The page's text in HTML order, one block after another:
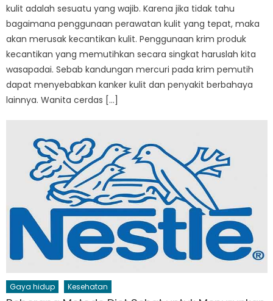
kulit adalah sesuatu yang wajib. Karena jika tidak tahu
bagaimana penggunaan perawatan kulit yang tepat, maka
akan merusak kecantikan kulit. Penggunaan krim produk
kecantikan yang memutihkan secara singkat haruslah kita
wasapadai. Sebab kandungan mercuri pada krim pemutih
dapat menyebabkan kanker kulit dan penyakit berbahaya
lainnya. Wanita cerdas […]
Gaya hidup Kesehatan